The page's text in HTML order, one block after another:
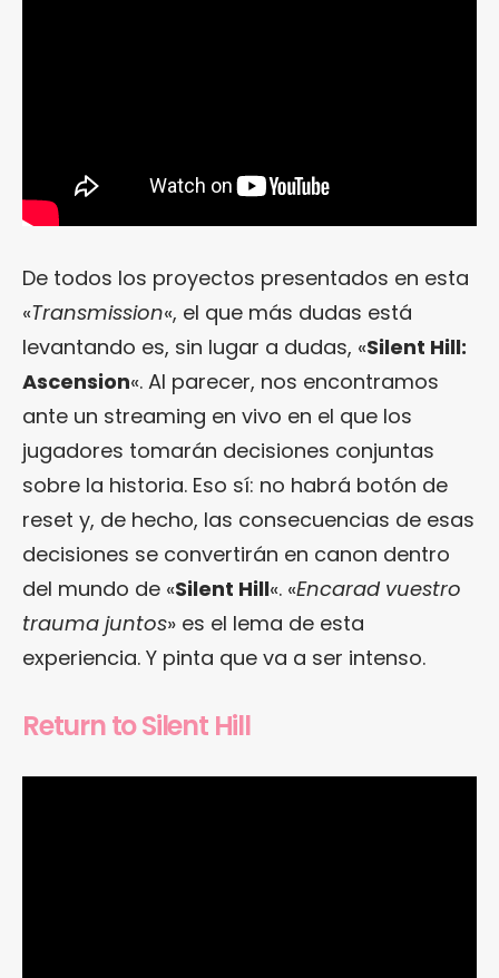
De todos los proyectos presentados en esta
«Transmission«, el que más dudas está
levantando es, sin lugar a dudas, «Silent Hill:
Ascension«. Al parecer, nos encontramos
ante un streaming en vivo en el que los
jugadores tomarán decisiones conjuntas
sobre la historia. Eso sí: no habrá botón de
reset y, de hecho, las consecuencias de esas
decisiones se convertirán en canon dentro
del mundo de «Silent Hill«. «Encarad vuestro
trauma juntos» es el lema de esta
experiencia. Y pinta que va a ser intenso.
Return to Silent Hill